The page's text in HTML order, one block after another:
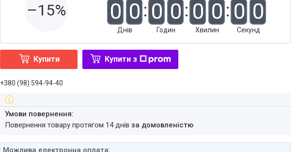
–15% 0 0
Днів
0 0
Годин
0 0
Хвилин
0 0
Секунд
Купити Купити з
+380 (98) 594-94-40
повернення товару протягом 14 днівза домовленістю